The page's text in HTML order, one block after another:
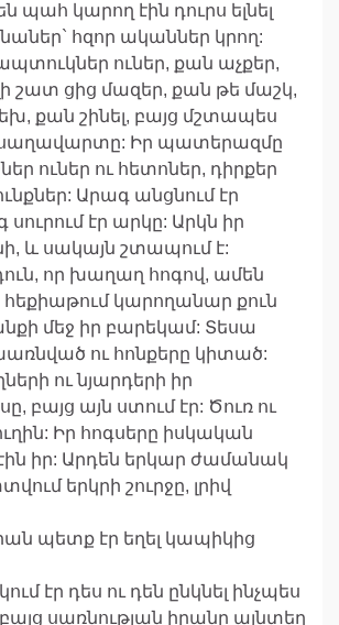
պահ կարող էին դուրս ելնել
հզոր ականներ կրող:
ուներ, քան աչքեր,
շատ ցից մազեր, քան թե մաշկ,
քան շինել, բայց մշտապես
սաղավարտը: Իր պատերազմը
ուներ ու հետոներ, դիրքեր
Արագ անցնում էր
էր արկը: Արկն իր
և սակայն շտապում է:
որ խաղաղ հոգով, ամեն
հեքիաթում կարողանար քուն
մեջ իր բարեկամ: Տեսա
ու հոնքերը կիտած:
ու նյարդերի իր
բայց այն ստում էր: Ծուռ ու
Իր հոգսերը իսկական
իր: Արդեն երկար ժամանակ
երկրի շուրջը, լրիվ
պետք էր եղել կապիկից
էր դես ու դեն ընկնել ինչպես
բայց սառնության իրանը այնտեղ